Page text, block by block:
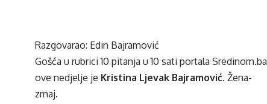
Razgovarao: Edin Bajramović
Gošća u rubrici 10 pitanja u 10 sati portala Sredinom.ba
ove nedjelje je Kristina Ljevak Bajramović. Žena-
zmaj.